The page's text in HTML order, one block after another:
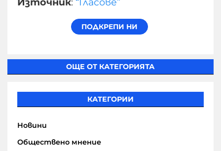
ОЩЕ ОТ КАТЕГОРИЯТА
КАТЕГОРИИ
Новини
Обществено мнение